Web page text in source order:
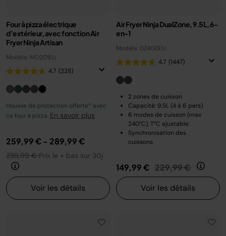
Four à pizza électrique
d’extérieur, avec fonction Air
Fryer Ninja Artisan
Modèle: MO201EU
4.7 (228)
Housse de protection offerte* avec
ce four à pizza. En savoir plus
259,99 €- 289,99 €
239,99 €Prix le + bas sur 30j
Voir les détails
Air Fryer Ninja DualZone, 9.5L, 6-
en-1
Modèle: DZ400EU
4.7 (1447)
2 zones de cuisson
Capacité: 9.5L (4 à 6 pers)
6 modes de cuisson (max
240°C), T°C ajustable
Synchronisation des
cuissons
149,99 € Prix réduit de
229,99 € au
Voir les détails